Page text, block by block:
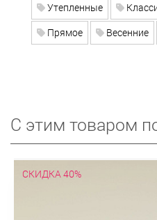
Утепленные
Прямое
Весенние
С этим товаром
СКИДКА 40%